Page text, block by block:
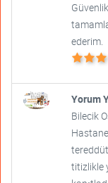
ederim.
Yorum
Bilecik
titizlikle